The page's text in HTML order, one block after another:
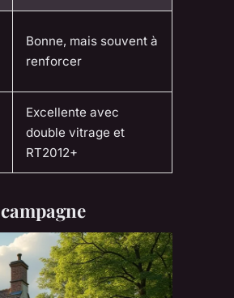
Bonne, mais souvent à
renforcer
Excellente avec
double vitrage et
RT2012+